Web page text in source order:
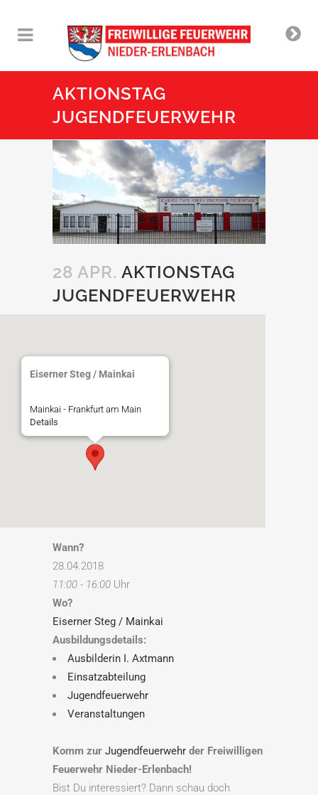
AKTIONSTAG
JUGENDFEUERWEHR
28 APR. AKTIONSTAG
JUGENDFEUERWEHR
Eiserner Steg / Mainkai
Mainkai - Frankfurt am Main
Details
Wann?
28.04.2018
11:00 - 16:00 Uhr
Wo?
Eiserner Steg / Mainkai
Ausbildungsdetails:
Ausbilderin I. Axtmann
Einsatzabteilung
Jugendfeuerwehr
Veranstaltungen
Komm zur Jugendfeuerwehr der Freiwilligen
Feuerwehr Nieder-Erlenbach!
Bist Du interessiert? Dann schau doch